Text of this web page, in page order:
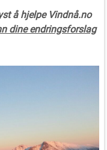
å hjelpe Vindnå.no
dine endringsforslag